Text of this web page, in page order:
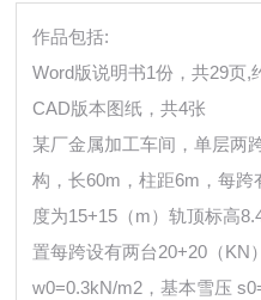
作品包括:
Word版说明书1份，共29页,
CAD版本图纸，共4张
某厂金属加工车间，单层两
构，长60m，柱距6m，每
度为15+15（m）轨顶标高
置每跨设有两台20+20（KN
w0=0.3kN/m2，基本雪压